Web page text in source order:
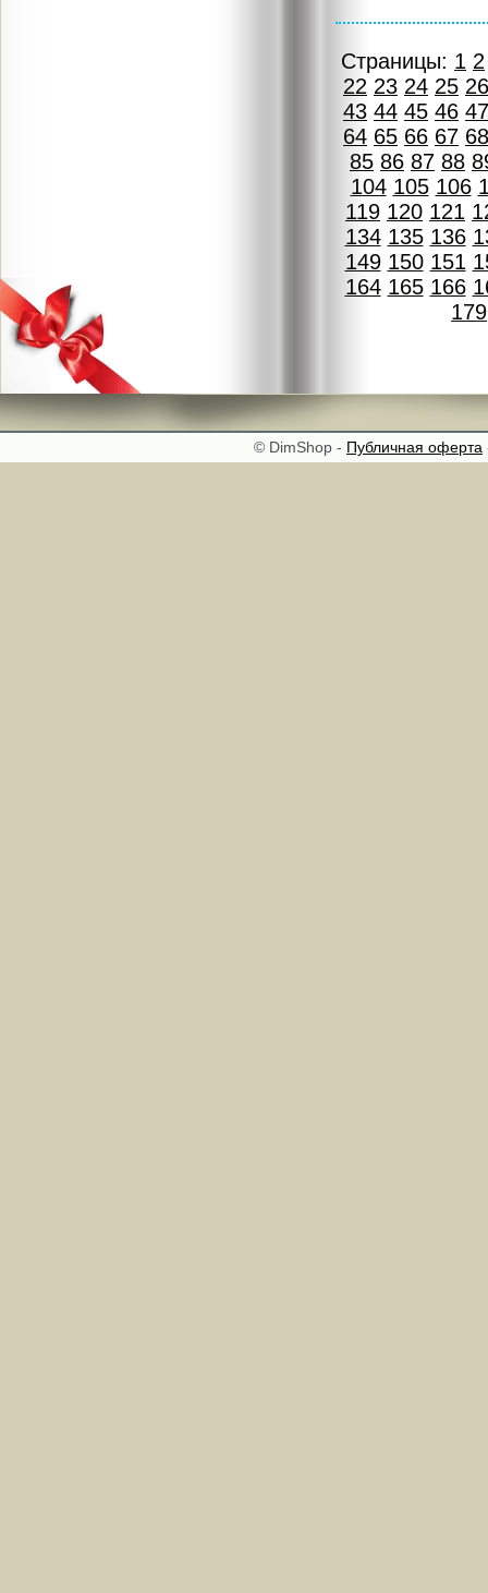
Страницы: 1 2
22 23 24 25 26
43 44 45 46 47
64 65 66 67 68
85 86 87 88
104 105 106
119 120 121
134 135 136
149 150 151
164 165 166
179
© DimShop - Публичная оферта